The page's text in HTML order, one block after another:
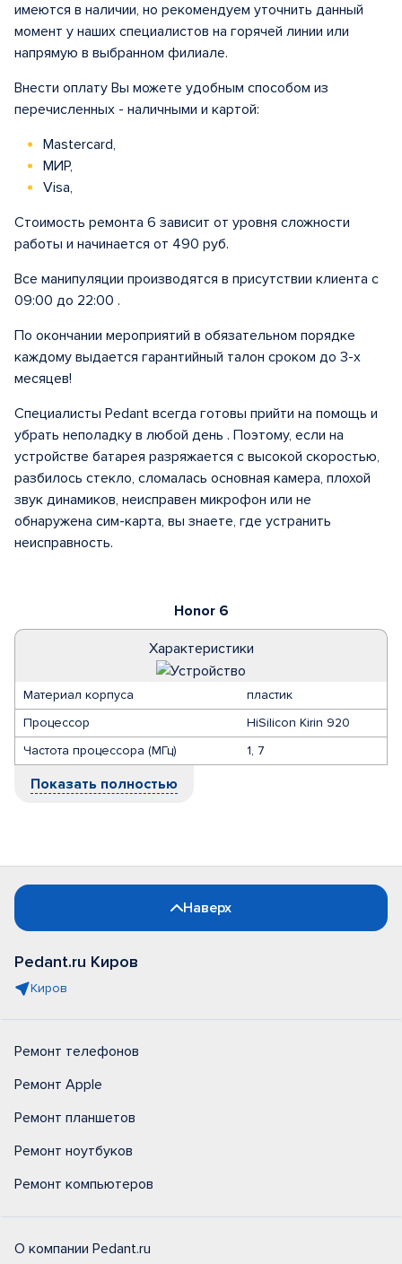
Honor 6
Характеристики
Материал корпуса
пластик
Процессор
HiSilicon Kirin 920
Частота процессора (МГц)
1, 7
Показать полностью
имеются в наличии, но рекомендуем уточнить данный
момент у наших специалистов на горячей линии или
напрямую в выбранном филиале.
Внести оплату Вы можете удобным способом из
перечисленных - наличными и картой:
Mastercard,
МИР,
Visa,
Стоимость ремонта 6 зависит от уровня сложности
работы и начинается от 490 руб.
Все манипуляции производятся в присутствии клиента с
09:00 до 22:00 .
По окончании мероприятий в обязательном порядке
каждому выдается гарантийный талон сроком до 3-х
месяцев!
Специалисты Pedant всегда готовы прийти на помощь и
убрать неполадку в любой день . Поэтому, если на
устройстве батарея разряжается с высокой скоростью,
разбилось стекло, сломалась основная камера, плохой
звук динамиков, неисправен микрофон или не
обнаружена сим-карта, вы знаете, где устранить
неисправность.
Наверх
Pedant.ru Киров
Киров
Ремонт телефонов
Ремонт Apple
Ремонт планшетов
Ремонт ноутбуков
Ремонт компьютеров
О компании Pedant.ru